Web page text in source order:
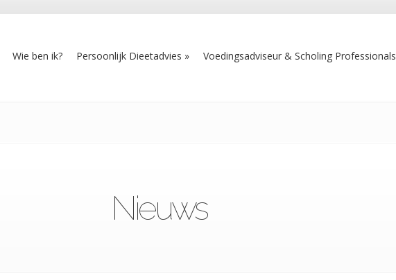
Wie ben ik? Persoonlijk Dieetadvies Voedingsadviseur & Scholing Professionals
Nieuws